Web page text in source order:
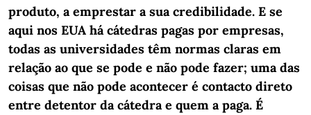
produto, a emprestar a sua credibilidade. E se
aqui nos EUA há cátedras pagas por empresas,
todas as universidades têm normas claras em
relação ao que se pode e não pode fazer; uma das
coisas que não pode acontecer é contacto direto
entre detentor da cátedra e quem a paga. É